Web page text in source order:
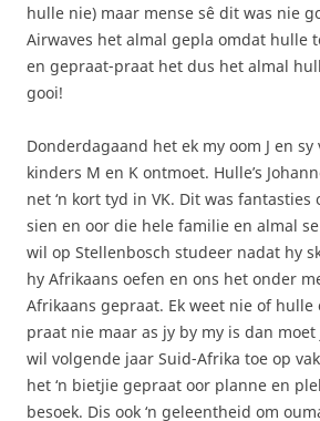
hulle nie) maar mense sê dit was nie
Airwaves het almal gepla omdat hulle
en gepraat-praat het dus het almal
gooi!
Donderdagaand het ek my oom J en
kinders M en K ontmoet. Hulle’s
net ‘n kort tyd in VK. Dit was
sien en oor die hele familie en almal
wil op Stellenbosch studeer nadat hy
hy Afrikaans oefen en ons het onder
Afrikaans gepraat. Ek weet nie of hulle
praat nie maar as jy by my is dan
wil volgende jaar Suid-Afrika toe op
het ‘n bietjie gepraat oor planne en
besoek. Dis ook ‘n geleentheid om